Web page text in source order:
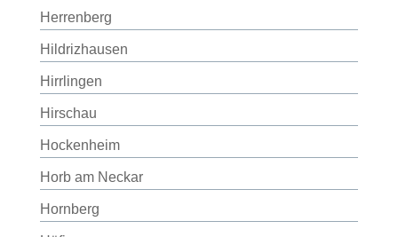
Herrenberg
Hildrizhausen
Hirrlingen
Hirschau
Hockenheim
Horb am Neckar
Hornberg